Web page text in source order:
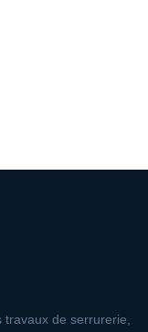
de serrurerie,